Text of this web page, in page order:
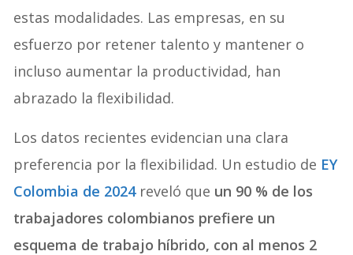
estas modalidades. Las empresas, en su
esfuerzo por retener talento y mantener o
incluso aumentar la productividad, han
abrazado la flexibilidad.
Los datos recientes evidencian una clara
preferencia por la flexibilidad. Un estudio de EY
Colombia de 2024reveló que un 90 % de los
trabajadores colombianos prefiere un
esquema de trabajo híbrido, con al menos 2